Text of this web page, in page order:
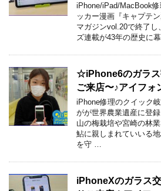
iPhone/iPad/MacBook
ッカー漫画『キャプテ
マガジンvol.20で終了
ズ連載が43年の歴史に
☆iPhone6のガラス
ご来店〜♪アイフォ
iPhone修理のクイック
がが世界農業遺産に登
山の梅栽培や宮崎の林
鮎に親しまれていいる
を守 …
iPhoneXのガラス